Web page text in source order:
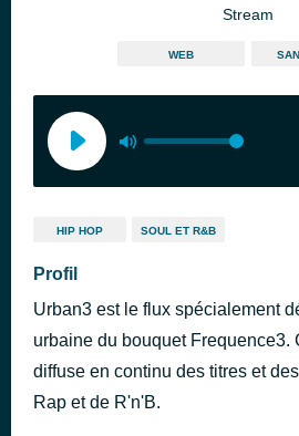
Stream
WEB
HIP HOP SOUL ET R&B
Profil
Urban3 est le flux spécialement
urbaine du bouquet Frequence3.
diffuse en continu des titres et
Rap et de R'n'B.